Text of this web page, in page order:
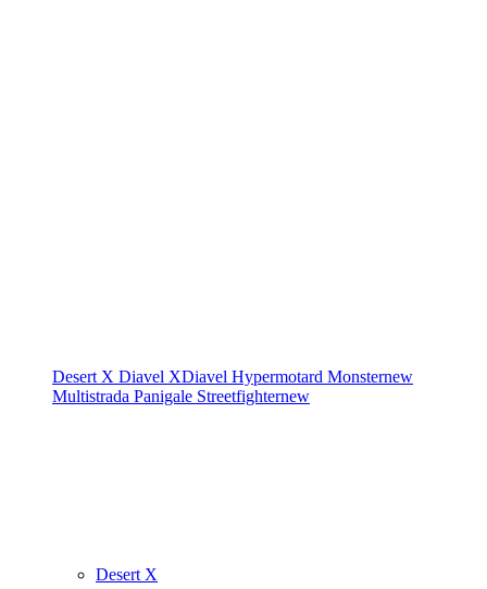
Desert X Diavel XDiavel Hypermotard Monsternew
Multistrada Panigale Streetfighternew
Desert X